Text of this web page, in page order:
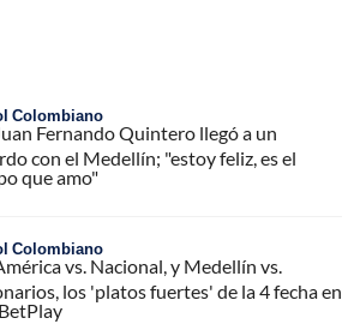
Colombiano
Fernando Quintero llegó a un
con el Medellín; "estoy feliz, es el
que amo"
Colombiano
vs. Nacional, y Medellín vs.
los 'platos fuertes' de la 4 fecha en